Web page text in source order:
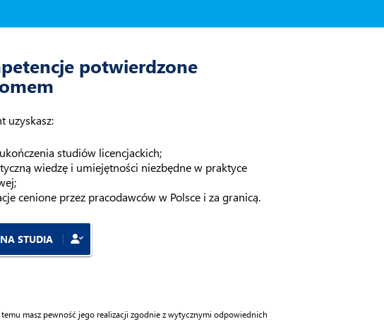
potwierdzone
uzyskasz:
studiów licencjackich;
wiedzę i umiejętności niezbędne w praktyce
cenione przez pracodawców w Polsce i za granicą.
STUDIA
temu masz pewność jego realizacji zgodnie z wytycznymi odpowiednich